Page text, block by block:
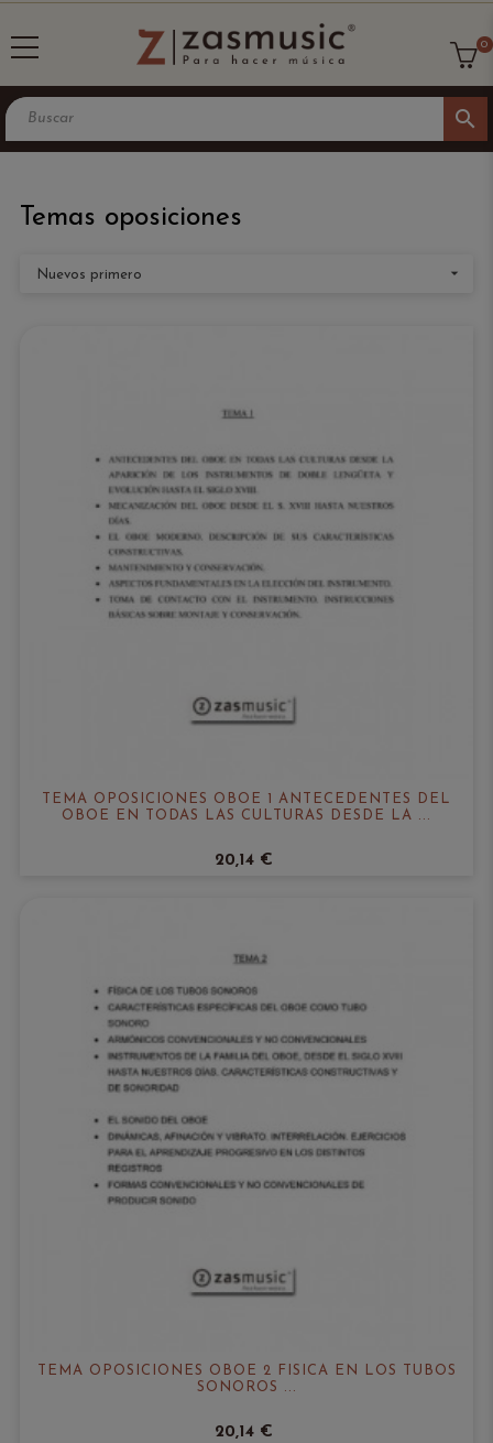
search
0
Temas oposiciones
Nuevos primero 
TEMA OPOSICIONES OBOE 1 ANTECEDENTES DEL
OBOE EN TODAS LAS CULTURAS DESDE LA ...
20,14 €
TEMA OPOSICIONES OBOE 2 FISICA EN LOS TUBOS
SONOROS ...
20,14 €